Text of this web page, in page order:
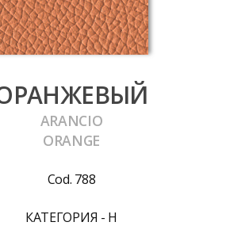
ARANCIO
ORANGE
Cod. 788
КАТЕГОРИЯ - H